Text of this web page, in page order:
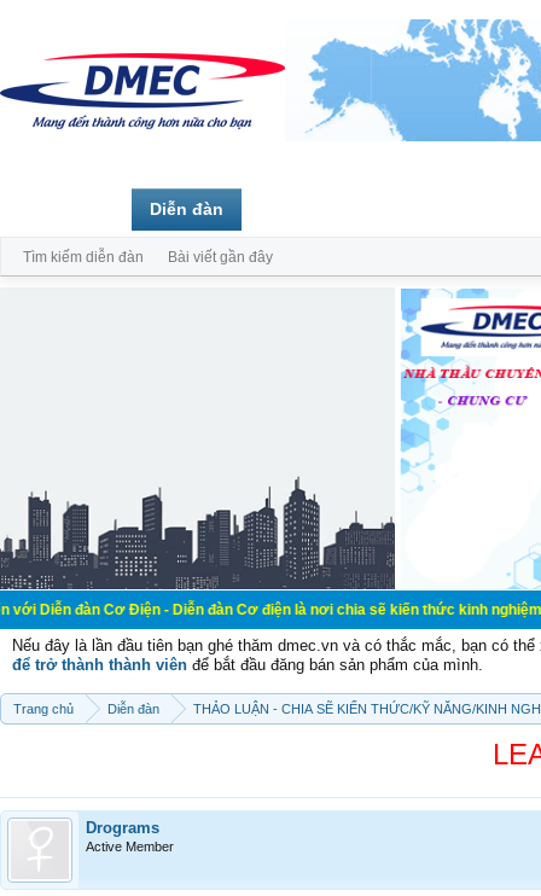
Cơ Điện - Diễn đàn Cơ điện là nơi chia sẽ kiến thức kinh nghiệm trong
Nếu đây là lần đầu tiên bạn ghé thăm dmec.vn và có thắc mắc, bạn có
để trở thành thành viên để bắt đầu đăng bán sản phẩm của mình.
Trang chủ Diễn đàn THẢO LUẬN - CHIA SẼ KIẾN THỨC/KỸ NĂNG/KINH
Drograms
Active Member
Diễn đàn
Tìm kiếm diễn đàn Bài viết gần đây